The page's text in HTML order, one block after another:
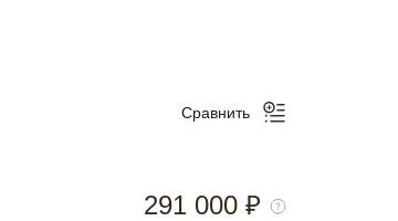
Сравнить
291 000 ₽